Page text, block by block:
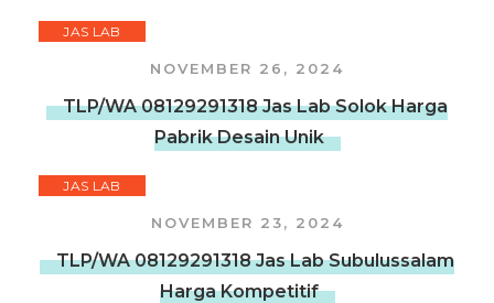
JAS LAB
NOVEMBER 26, 2024
TLP/WA 08129291318 Jas Lab Solok Harga
Pabrik Desain Unik
JAS LAB
NOVEMBER 23, 2024
TLP/WA 08129291318 Jas Lab Subulussalam
Harga Kompetitif